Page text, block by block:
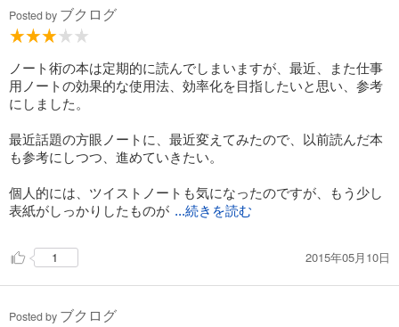
Posted by ブクログ
ノート術の本は定期的に読んでしまいますが、最近、また仕事
用ノートの効果的な使用法、効率化を目指したいと思い、参考
にしました。
最近話題の方眼ノートに、最近変えてみたので、以前読んだ本
も参考にしつつ、進めていきたい。
個人的には、ツイストノートも気になったのですが、もう少し
表紙がしっかりしたものが ...続きを読む
1 2015年05月10日
Posted by ブクログ